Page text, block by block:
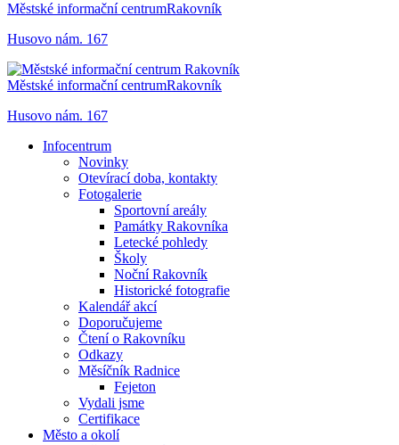
Městské informační centrumRakovník
Husovo nám. 167
Městské informační centrumRakovník
Husovo nám. 167
Infocentrum
Novinky
Otevírací doba, kontakty
Fotogalerie
Sportovní areály
Památky Rakovníka
Letecké pohledy
Školy
Noční Rakovník
Historické fotografie
Kalendář akcí
Doporučujeme
Čtení o Rakovníku
Odkazy
Měsíčník Radnice
Fejeton
Vydali jsme
Certifikace
Město a okolí